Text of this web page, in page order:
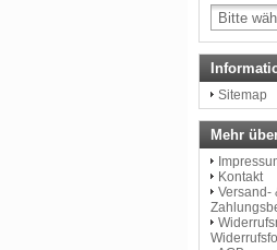
Sitemap
Mehr
Kontakt
Versand-